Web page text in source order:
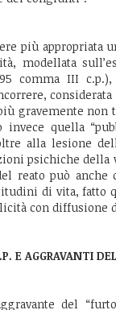
più appropriata
modellata
comma III
gravemente
invece quella
alla lesione
psichiche
reato può
di vita, fatto
con diffusione
E AGGRAVANTI
del